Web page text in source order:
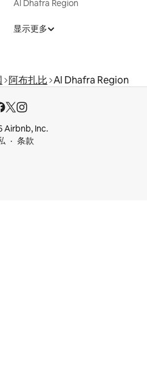
Al Dhafra Region
显示更多
阿布扎比 Al Dhafra Region
Airbnb, Inc.
条款